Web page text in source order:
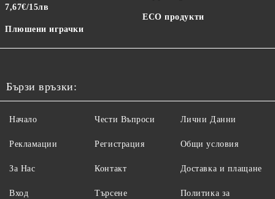
7,67€/15лв
Плюшени играчки
ECO продукти
Бързи връзки:
Начало
Рекламации
За Нас
Вход
Чести Въпроси
Регистрация
Контакт
Търсене
Лични Данни
Общи условия
Доставка и плащане
Политика за